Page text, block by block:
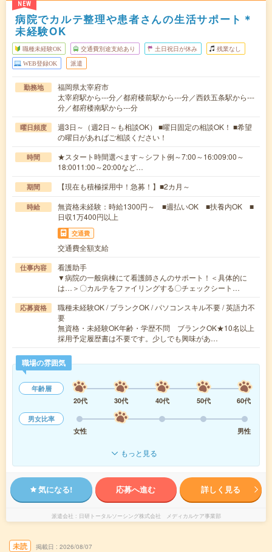
NEW
病院でカルテ整理や患者さんの生活サポート＊
未経験OK
職種未経験OK 交通費別途支給あり 土日祝日が休み 残業なし
WEB登録OK 派遣
勤務地
福岡県太宰府市
太宰府駅から---分／都府楼前駅から---分／西鉄五条駅から---
分／都府楼南駅から---分
曜日頻度
週3日～（週2日～も相談OK） ■曜日固定の相談OK！ ■希望
の曜日があればご相談ください！
時間
★スタート時間選べます～シフト例～7:00～16:009:00～
18:0011:00～20:00など…
期間 【現在も積極採用中！急募！】■2カ月～
時給
無資格未経験：時給1300円～ ■週払いOK ■扶養内OK ■
日収1万400円以上
交通費
交通費全額支給
仕事内容
看護助手
▼病院の一般病棟にて看護師さんのサポート！＜具体的に
は…＞〇カルテをファイリングする〇チェックシート…
応募資格
職種未経験OK / ブランクOK / パソコンスキル不要 / 英語力不
要
無資格・未経験OK年齢・学歴不問 ブランクOK★10名以上
採用予定履歴書は不要です。少しでも興味があ…
職場の雰囲気
年齢層
20代
30代 40代 50代
60代
男女比率
女性
男性
もっと見る
気になる! 応募へ進む 詳しく見る
派遣会社 日研トータルソーシング株式会社 メディカルケア事業部
未読 掲載日 2026/08/07